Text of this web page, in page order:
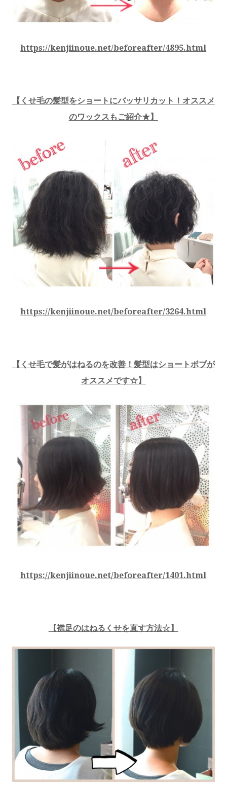
https://kenjiinoue.net/beforeafter/4895.html
【 くせ毛の髪型をショートにバッサリカット！オススメ
のワックスもご紹介★】
https://kenjiinoue.net/beforeafter/3264.html
【くせ毛で髪がはねるのを改善！髪型はショートボブが
オススメです☆】
https://kenjiinoue.net/beforeafter/1401.html
【襟足のはねるくせを直す方法☆】